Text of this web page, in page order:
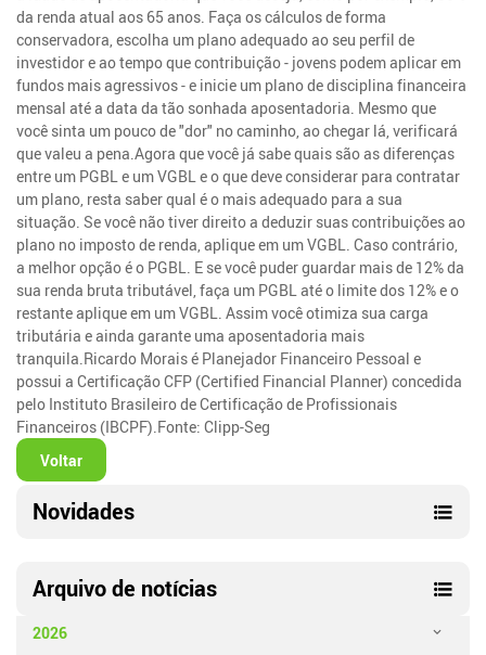
da renda atual aos 65 anos. Faça os cálculos de forma
conservadora, escolha um plano adequado ao seu perfil de
investidor e ao tempo que contribuição - jovens podem aplicar em
fundos mais agressivos - e inicie um plano de disciplina financeira
mensal até a data da tão sonhada aposentadoria. Mesmo que
você sinta um pouco de "dor" no caminho, ao chegar lá, verificará
que valeu a pena.Agora que você já sabe quais são as diferenças
entre um PGBL e um VGBL e o que deve considerar para contratar
um plano, resta saber qual é o mais adequado para a sua
situação. Se você não tiver direito a deduzir suas contribuições ao
plano no imposto de renda, aplique em um VGBL. Caso contrário,
a melhor opção é o PGBL. E se você puder guardar mais de 12% da
sua renda bruta tributável, faça um PGBL até o limite dos 12% e o
restante aplique em um VGBL. Assim você otimiza sua carga
tributária e ainda garante uma aposentadoria mais
tranquila.Ricardo Morais é Planejador Financeiro Pessoal e
possui a Certificação CFP (Certified Financial Planner) concedida
pelo Instituto Brasileiro de Certificação de Profissionais
Financeiros (IBCPF).Fonte: Clipp-Seg
Voltar
Novidades
Arquivo de notícias
2026